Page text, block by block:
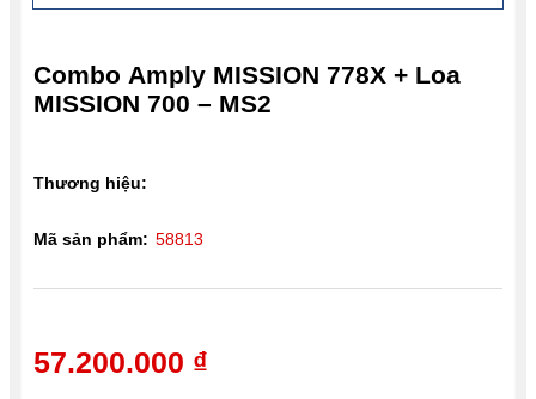
Combo Amply MISSION 778X + Loa
MISSION 700 – MS2
57.200.000 ₫
Thương hiệu:
Mã sản phẩm: 58813